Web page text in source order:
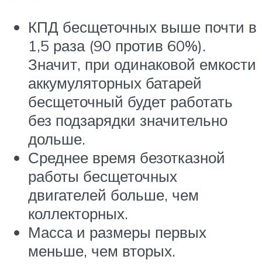
КПД бесщеточных выше почти в
1,5 раза (90 против 60%).
Значит, при одинаковой емкости
аккумуляторных батарей
бесщеточный будет работать
без подзарядки значительно
дольше.
Среднее время безотказной
работы бесщеточных
двигателей больше, чем
коллекторных.
Масса и размеры первых
меньше, чем вторых.